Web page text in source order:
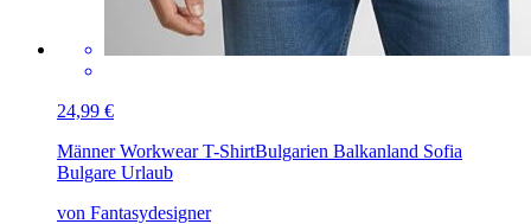
24,99 €
Männer Workwear T-ShirtBulgarien Balkanland Sofia
Bulgare Urlaub
von Fantasydesigner